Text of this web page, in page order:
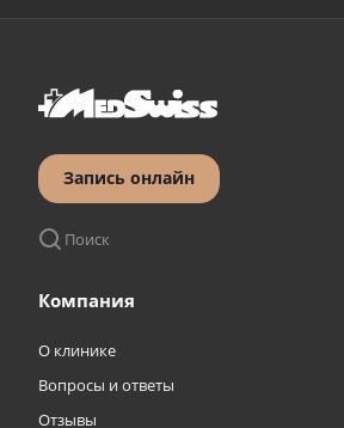
Запись онлайн
Поиск
Компания
О клинике
Вопросы и ответы
Отзывы